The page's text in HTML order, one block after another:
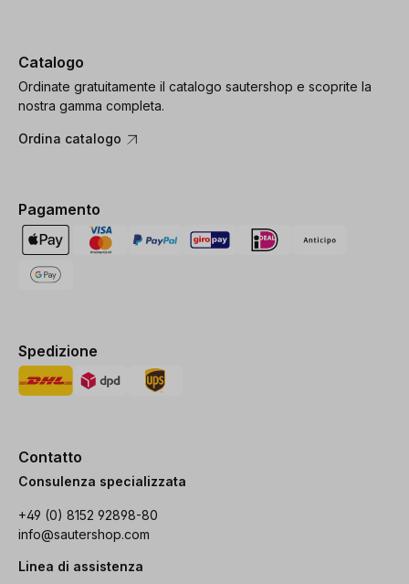
Catalogo
Ordinate gratuitamente il catalogo sautershop e scoprite la
nostra gamma completa.
Ordina catalogo
Pagamento
Spedizione
Contatto
Consulenza specializzata
+49 (0) 8152 92898-80
info@sautershop.com
Linea di assistenza